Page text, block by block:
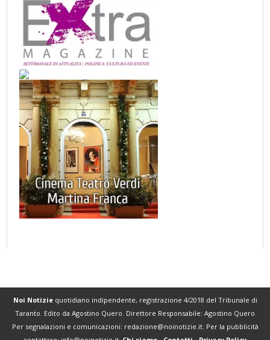
Noi Notiziequotidiano indipendente, registrazione 4/2018 del Tribunale di
Taranto. Edito da Agostino Quero. Direttore Responsabile: Agostino Quero
Per segnalazioni e comunicazioni: redazione@noinotizie.it. Per la pubblicità